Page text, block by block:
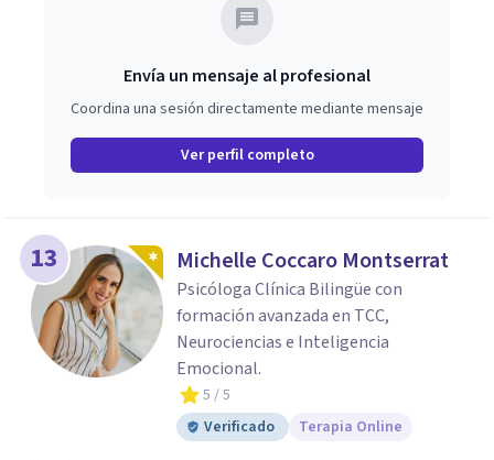
Envía un mensaje al profesional
Coordina una sesión directamente mediante mensaje
Ver perfil completo
13 Michelle Coccaro Montserrat
Psicóloga Clínica Bilingüe con
formación avanzada en TCC,
Neurociencias e Inteligencia
Emocional.
5 / 5
Verificado
Terapia Online